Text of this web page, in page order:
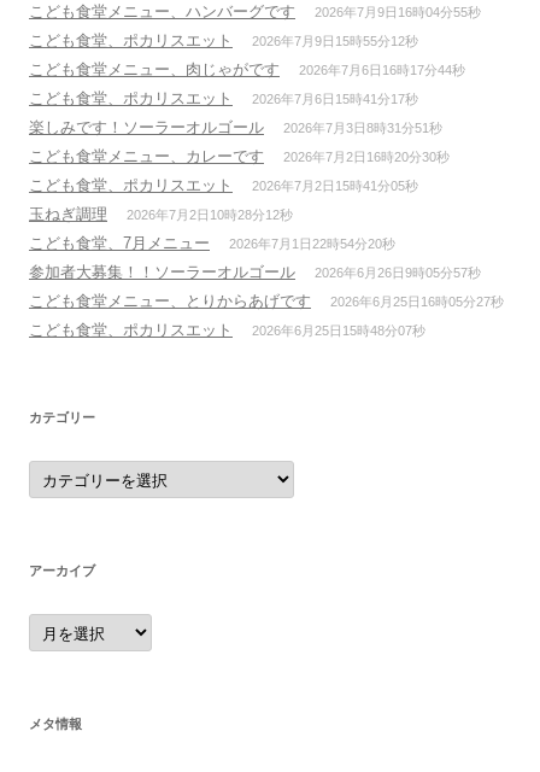
こども食堂メニュー、ハンバーグです 2026年7月9日16時04分55秒
こども食堂、ポカリスエット 2026年7月9日15時55分12秒
こども食堂メニュー、肉じゃがです 2026年7月6日16時17分44秒
こども食堂、ポカリスエット 2026年7月6日15時41分17秒
楽しみです！ソーラーオルゴール 2026年7月3日8時31分51秒
こども食堂メニュー、カレーです 2026年7月2日16時20分30秒
こども食堂、ポカリスエット 2026年7月2日15時41分05秒
玉ねぎ調理 2026年7月2日10時28分12秒
こども食堂、7月メニュー 2026年7月1日22時54分20秒
参加者大募集！！ソーラーオルゴール 2026年6月26日9時05分57秒
こども食堂メニュー、とりからあげです 2026年6月25日16時05分27秒
こども食堂、ポカリスエット 2026年6月25日15時48分07秒
カテゴリー
カ
テ
ゴ
アーカイブ
ア
ー
カ
メタ情報